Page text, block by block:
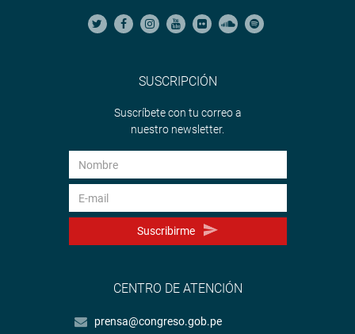
SUSCRIPCIÓN
Suscríbete con tu correo a
nuestro newsletter.
Suscribirme
CENTRO DE ATENCIÓN
prensa@congreso.gob.pe